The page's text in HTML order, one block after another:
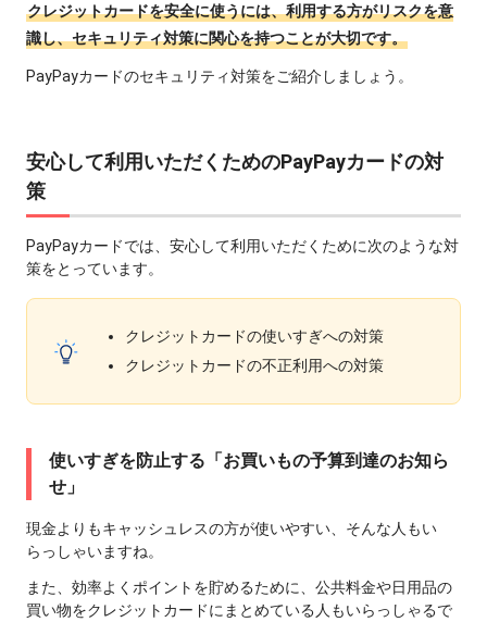
クレジットカードを安全に使うには、利用する方がリスクを意
識し、セキュリティ対策に関心を持つことが大切です。
PayPayカードのセキュリティ対策をご紹介しましょう。
安心して利用いただくためのPayPayカードの対
策
PayPayカードでは、安心して利用いただくために次のような対
策をとっています。
クレジットカードの使いすぎへの対策
クレジットカードの不正利用への対策
使いすぎを防止する「お買いもの予算到達のお知ら
せ」
現金よりもキャッシュレスの方が使いやすい、そんな人もい
らっしゃいますね。
また、効率よくポイントを貯めるために、公共料金や日用品の
買い物をクレジットカードにまとめている人もいらっしゃるで